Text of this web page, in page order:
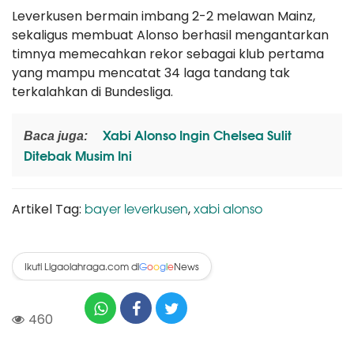
Leverkusen bermain imbang 2-2 melawan Mainz,
sekaligus membuat Alonso berhasil mengantarkan
timnya memecahkan rekor sebagai klub pertama
yang mampu mencatat 34 laga tandang tak
terkalahkan di Bundesliga.
Baca juga:
Xabi Alonso Ingin Chelsea Sulit
Ditebak Musim Ini
Artikel Tag: bayer leverkusen,xabi alonso
Ikuti Ligaolahraga.com diGoogleNews
460